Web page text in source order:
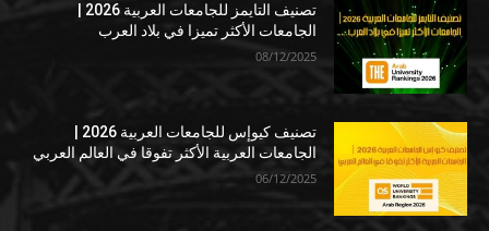
الجامعات الأكثر تميزا في بلاد العرب
08/12/2025
الجامعات العربية الأكثر تفوقا في العالم العربي
06/12/2025